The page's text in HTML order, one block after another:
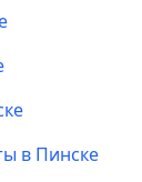
в Пинске